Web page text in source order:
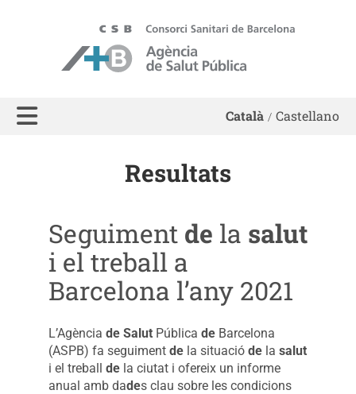
ASPB - Agència de Salut Pública de Barcelona
Català Castellano
Resultats
Seguiment de la salut
i el treball a
Barcelona l’any 2021
L’Agència de SalutPública deBarcelona
(ASPB) fa seguiment dela situació dela salut
i el treball dela ciutat i ofereix un informe
anual amb dades clau sobre les condicions